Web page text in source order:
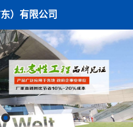
）有限公司